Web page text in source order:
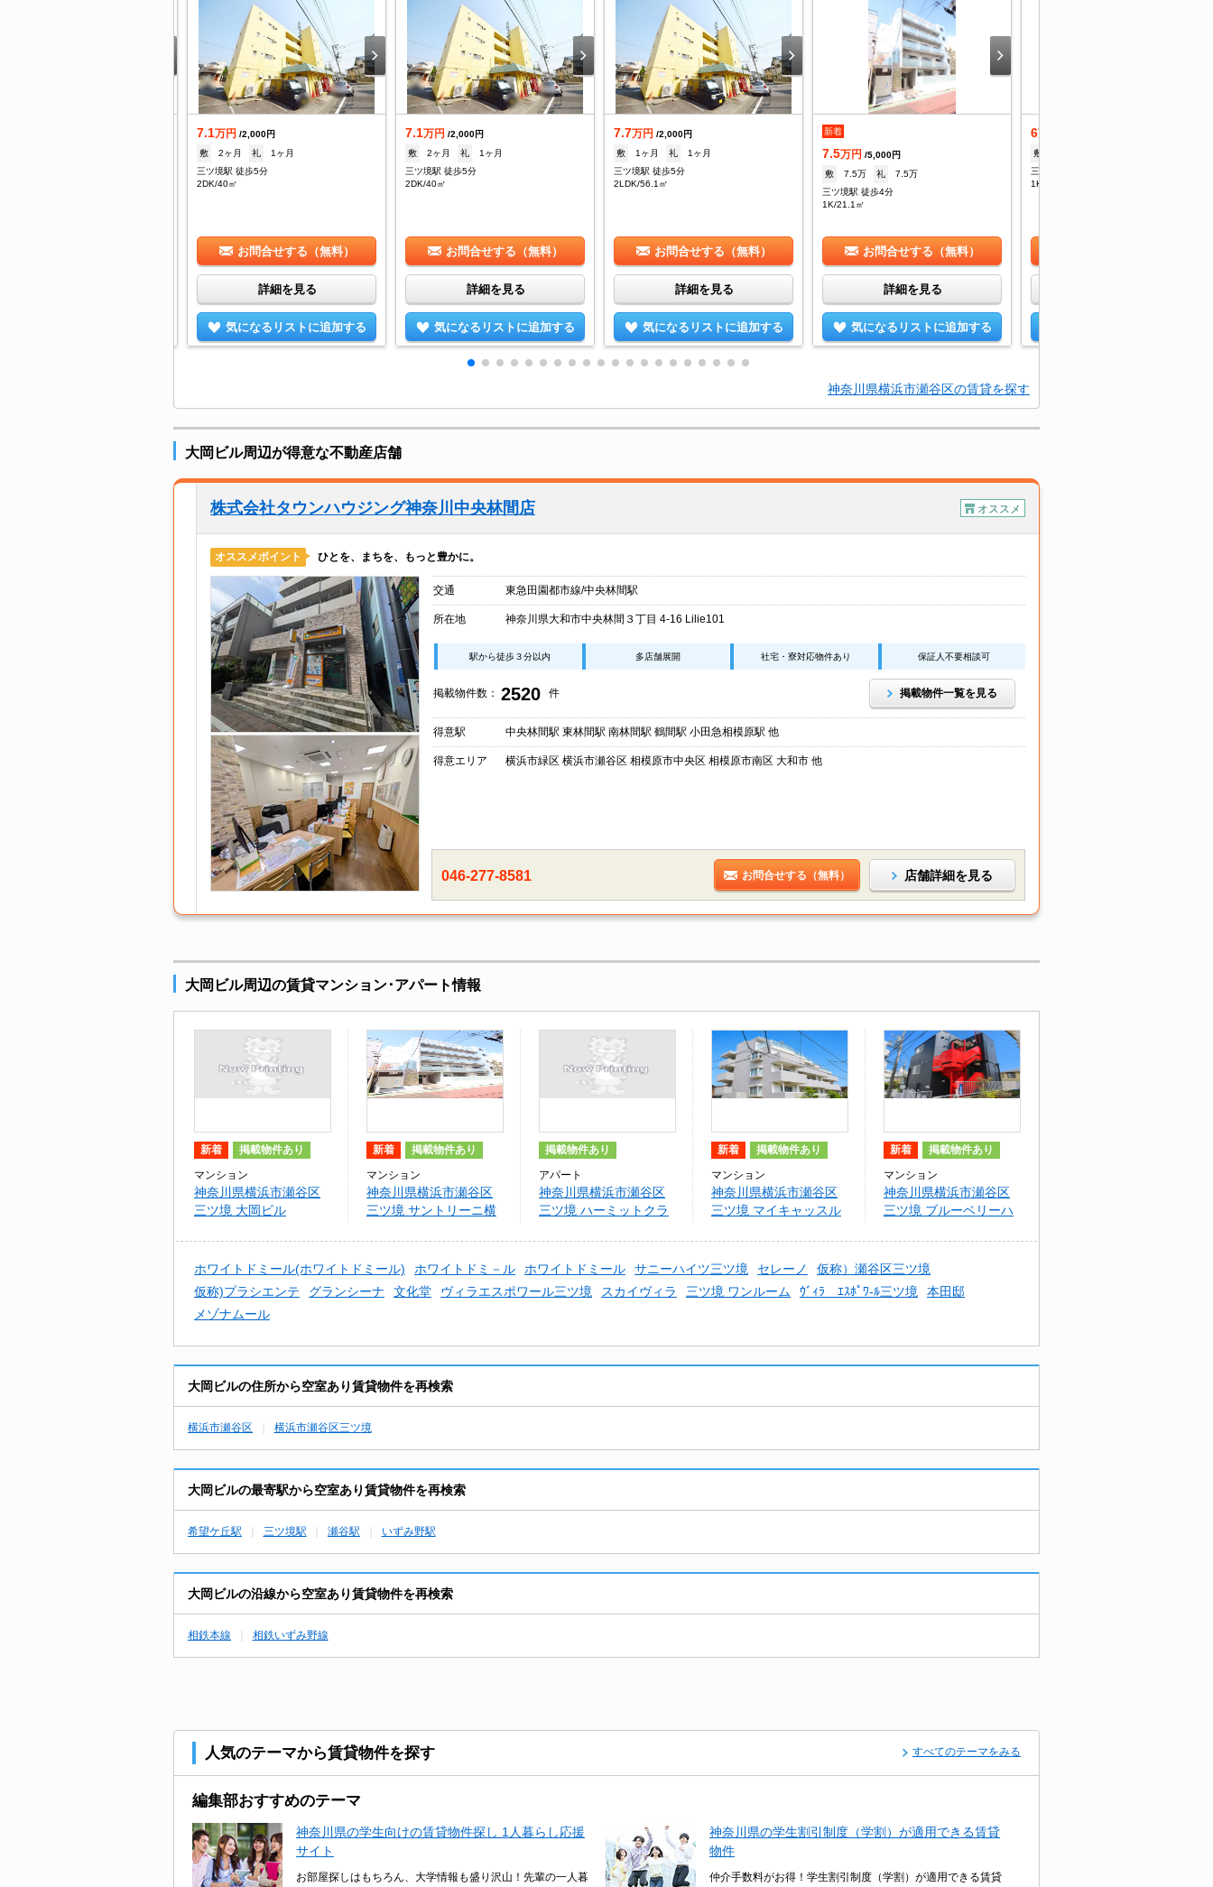
7.1万円 /2,000円
敷
2ヶ月 礼
1ヶ月
三ツ境駅 徒歩5分
2DK/40㎡
お問合せする（無料）
詳細を見る
気になるリストに追加する
7.1万円 /2,000円
敷
2ヶ月 礼
1ヶ月
三ツ境駅 徒歩5分
2DK/40㎡
お問合せする（無料）
詳細を見る
気になるリストに追加する
7.7万円 /2,000円
敷
1ヶ月 礼
1ヶ月
三ツ境駅 徒歩5分
2LDK/56.1㎡
お問合せする（無料）
詳細を見る
気になるリストに追加する
新着
7.5万円 /5,000円
敷
7.5万 礼
7.5万
三ツ境駅 徒歩4分
1K/21.1㎡
お問合せする（無料）
詳細を見る
気になるリストに追加する
6
敷
三ツ境駅 徒歩4分
1K/16.52㎡
神奈川県横浜市瀬谷区の賃貸を探す
大岡ビル周辺が得意な不動産店舗
株式会社タウンハウジング神奈川中央林間店 オススメ
オススメポイント ひとを、まちを、もっと豊かに。
交通 東急田園都市線/中央林間駅
所在地 神奈川県大和市中央林間３丁目 4-16 Lilie101
駅から徒歩３分以内 多店舗展開 社宅・寮対応物件あり 保証人不要相談可
掲載物件数： 2520 件 掲載物件一覧を見る
得意駅 中央林間駅 東林間駅 南林間駅 鶴間駅 小田急相模原駅 他
得意エリア 横浜市緑区 横浜市瀬谷区 相模原市中央区 相模原市南区 大和市 他
046-277-8581 お問合せする（無料） 店舗詳細を見る
大岡ビル周辺の賃貸マンション･アパート情報
新着 掲載物件あり
マンション
神奈川県横浜市瀬谷区
三ツ境 大岡ビル
新着 掲載物件あり
マンション
神奈川県横浜市瀬谷区
三ツ境 サントリーニ横
掲載物件あり
アパート
神奈川県横浜市瀬谷区
三ツ境 ハーミットクラ
新着 掲載物件あり
マンション
神奈川県横浜市瀬谷区
三ツ境 マイキャッスル
新着 掲載物件あり
マンション
神奈川県横浜市瀬谷区
三ツ境 ブルーベリーハ
ホワイトドミール(ホワイトドミール) ホワイトドミ－ル ホワイトドミール サニーハイツ三ツ境 セレーノ
仮称）瀬谷区三ツ境
仮称)プラシエンテ
グランシーナ 文化堂 ヴィラエスポワール三ツ境 スカイヴィラ 三ツ境 ワンルーム ｳﾞｨﾗ ｴｽﾎﾟﾜ-ﾙ三ツ境
本田邸
メゾナムール
大岡ビルの住所から空室あり賃貸物件を再検索
横浜市瀬谷区 横浜市瀬谷区三ツ境
大岡ビルの最寄駅から空室あり賃貸物件を再検索
希望ケ丘駅 三ツ境駅 瀬谷駅 いずみ野駅
大岡ビルの沿線から空室あり賃貸物件を再検索
相鉄本線 相鉄いずみ野線
人気のテーマから賃貸物件を探す すべてのテーマをみる
編集部おすすめのテーマ
神奈川県の学生向けの賃貸物件探し 1人暮らし応援
サイト
お部屋探しはもちろん、大学情報も盛り沢山！先輩の一人暮
神奈川県の学生割引制度（学割）が適用できる賃貸
物件
仲介手数料がお得！学生割引制度（学割）が適用できる賃貸